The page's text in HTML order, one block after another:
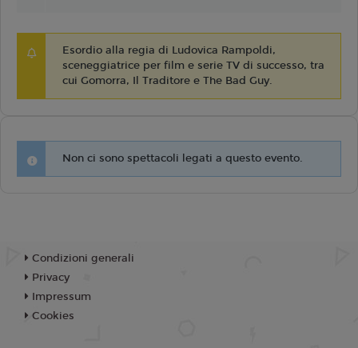
Esordio alla regia di Ludovica Rampoldi,
sceneggiatrice per film e serie TV di successo, tra
cui Gomorra, Il Traditore e The Bad Guy.
Non ci sono spettacoli legati a questo evento.
Condizioni generali
Privacy
Impressum
Cookies